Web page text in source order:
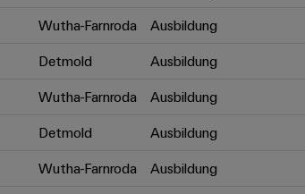
Wutha-Farnroda Ausbildung
Detmold Ausbildung
Wutha-Farnroda Ausbildung
Detmold Ausbildung
Wutha-Farnroda Ausbildung